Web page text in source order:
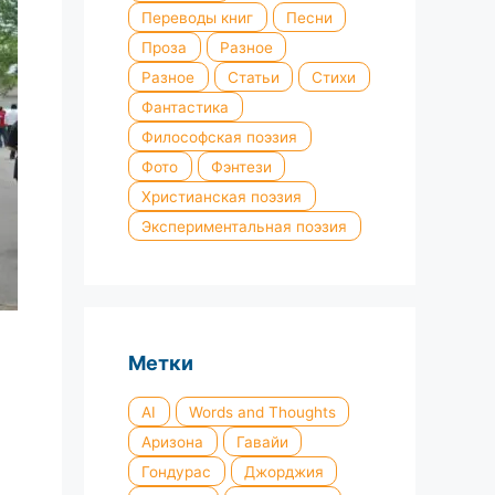
Переводы книг
Песни
Проза
Разное
Разное
Статьи
Стихи
Фантастика
Философская поэзия
Фото
Фэнтези
Христианская поэзия
Экспериментальная поэзия
Метки
AI
Words and Thoughts
Аризона
Гавайи
Гондурас
Джорджия